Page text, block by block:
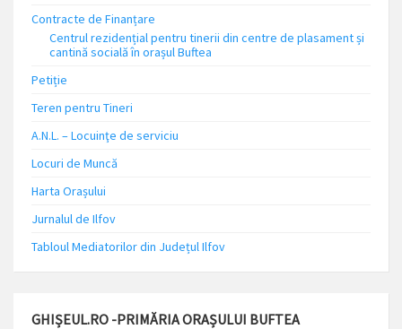
Contracte de Finanțare
Centrul rezidențial pentru tinerii din centre de plasament și
cantină socială în orașul Buftea
Petiție
Teren pentru Tineri
A.N.L. – Locuinţe de serviciu
Locuri de Muncă
Harta Orașului
Jurnalul de Ilfov
Tabloul Mediatorilor din Județul Ilfov
GHIȘEUL.RO -PRIMĂRIA ORAȘULUI BUFTEA